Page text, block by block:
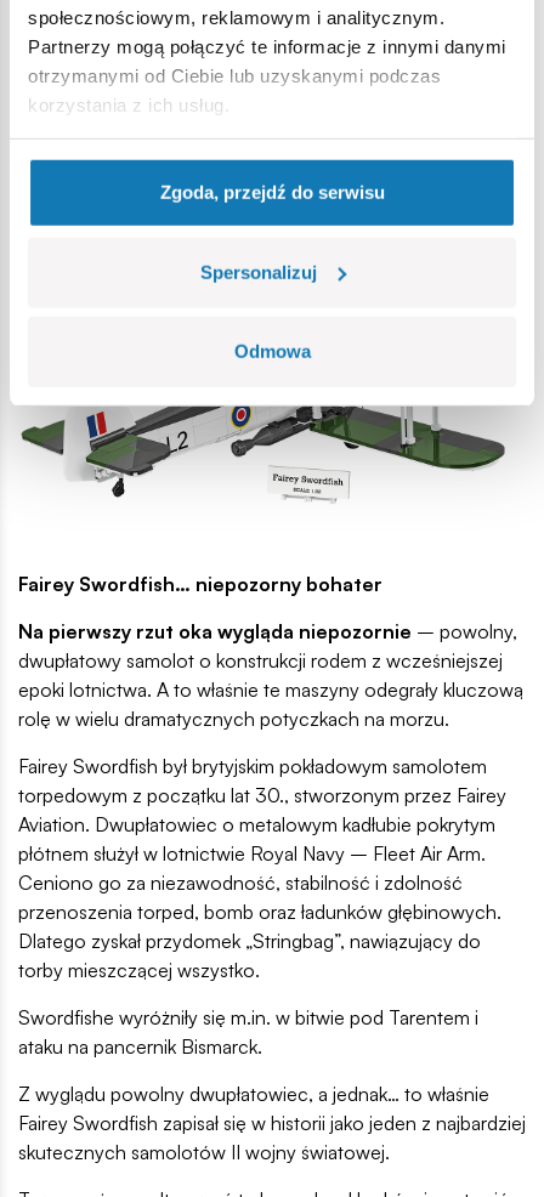
społecznościowym, reklamowym i analitycznym.
Partnerzy mogą połączyć te informacje z innymi danymi
otrzymanymi od Ciebie lub uzyskanymi podczas
korzystania z ich usług.
Zgoda, przejdź do serwisu
Spersonalizuj
Odmowa
Ekskluzywna tabliczka kolekcjonerska– elegancka
podstawka z nazwą pojazdu i skalą podkreśla kolekcjonerski
charakter modelu oraz wspaniale prezentuje się na półce i
w gablocie.
Rozwijaj swoją kolekcję– sprawdź inne zestawy od
COBI i buduj własną kolekcję historycznych modeli. Modele
w skali 1:48 oferują zupełnie nowe spojrzenie na wojenne
Fairey Swordfish… niepozorny bohater
Na pierwszy rzut oka wygląda niepozornie – powolny,
dwupłatowy samolot o konstrukcji rodem z wcześniejszej
epoki lotnictwa. A to właśnie te maszyny odegrały kluczową
rolę w wielu dramatycznych potyczkach na morzu.
Fairey Swordfish był brytyjskim pokładowym samolotem
torpedowym z początku lat 30., stworzonym przez Fairey
Aviation. Dwupłatowiec o metalowym kadłubie pokrytym
płótnem służył w lotnictwie Royal Navy – Fleet Air Arm.
Ceniono go za niezawodność, stabilność i zdolność
przenoszenia torped, bomb oraz ładunków głębinowych.
Dlatego zyskał przydomek „Stringbag”, nawiązujący do
torby mieszczącej wszystko.
Swordfishe wyróżniły się m.in. w bitwie pod Tarentem i
ataku na pancernik Bismarck.
Z wyglądu powolny dwupłatowiec, a jednak… to właśnie
Fairey Swordfish zapisał się w historii jako jeden z najbardziej
skutecznych samolotów II wojny światowej.